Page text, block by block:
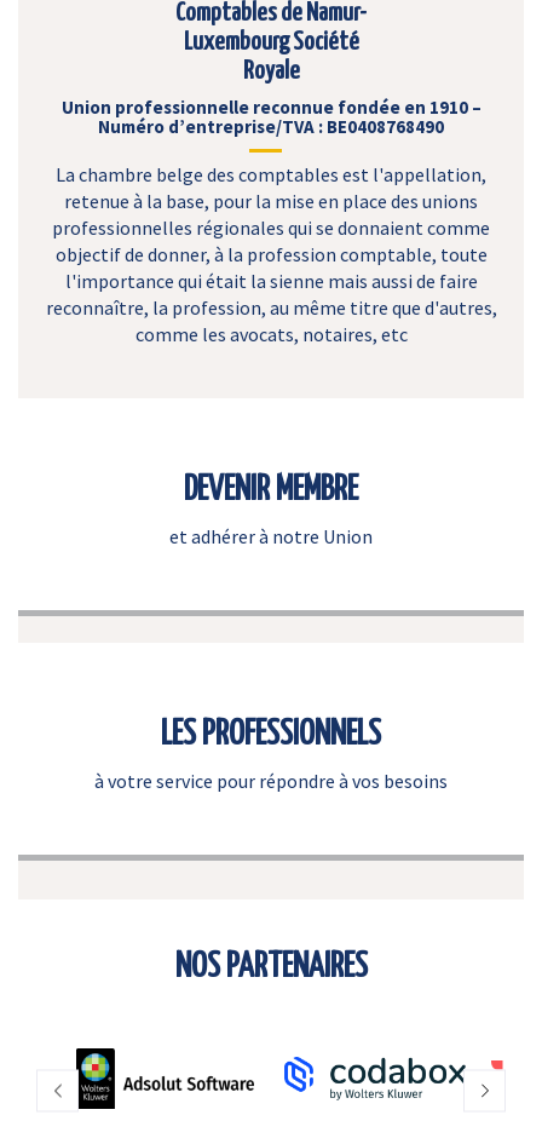
Comptables de Namur-
Luxembourg Société
Royale
Union professionnelle reconnue fondée en 1910 –
Numéro d’entreprise/TVA : BE0408768490
La chambre belge des comptables est l'appellation,
retenue à la base, pour la mise en place des unions
professionnelles régionales qui se donnaient comme
objectif de donner, à la profession comptable, toute
l'importance qui était la sienne mais aussi de faire
reconnaître, la profession, au même titre que d'autres,
comme les avocats, notaires, etc
DEVENIR MEMBRE
et adhérer à notre Union
LES PROFESSIONNELS
à votre service pour répondre à vos besoins
NOS PARTENAIRES